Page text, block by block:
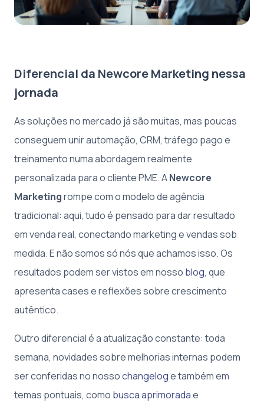
Diferencial da Newcore Marketing nessa
jornada
As soluções no mercado já são muitas, mas poucas
conseguem unir automação, CRM, tráfego pago e
treinamento numa abordagem realmente
personalizada para o cliente PME. ANewcore
Marketingrompe com o modelo de agência
tradicional: aqui, tudo é pensado para dar resultado
em venda real, conectando marketing e vendas sob
medida. E não somos só nós que achamos isso. Os
resultados podem ser vistos em nosso blog, que
apresenta cases e reflexões sobre crescimento
autêntico.
Outro diferencial é a atualização constante: toda
semana, novidades sobre melhorias internas podem
ser conferidas no nossochangeloge também em
temas pontuais, como busca aprimoradae